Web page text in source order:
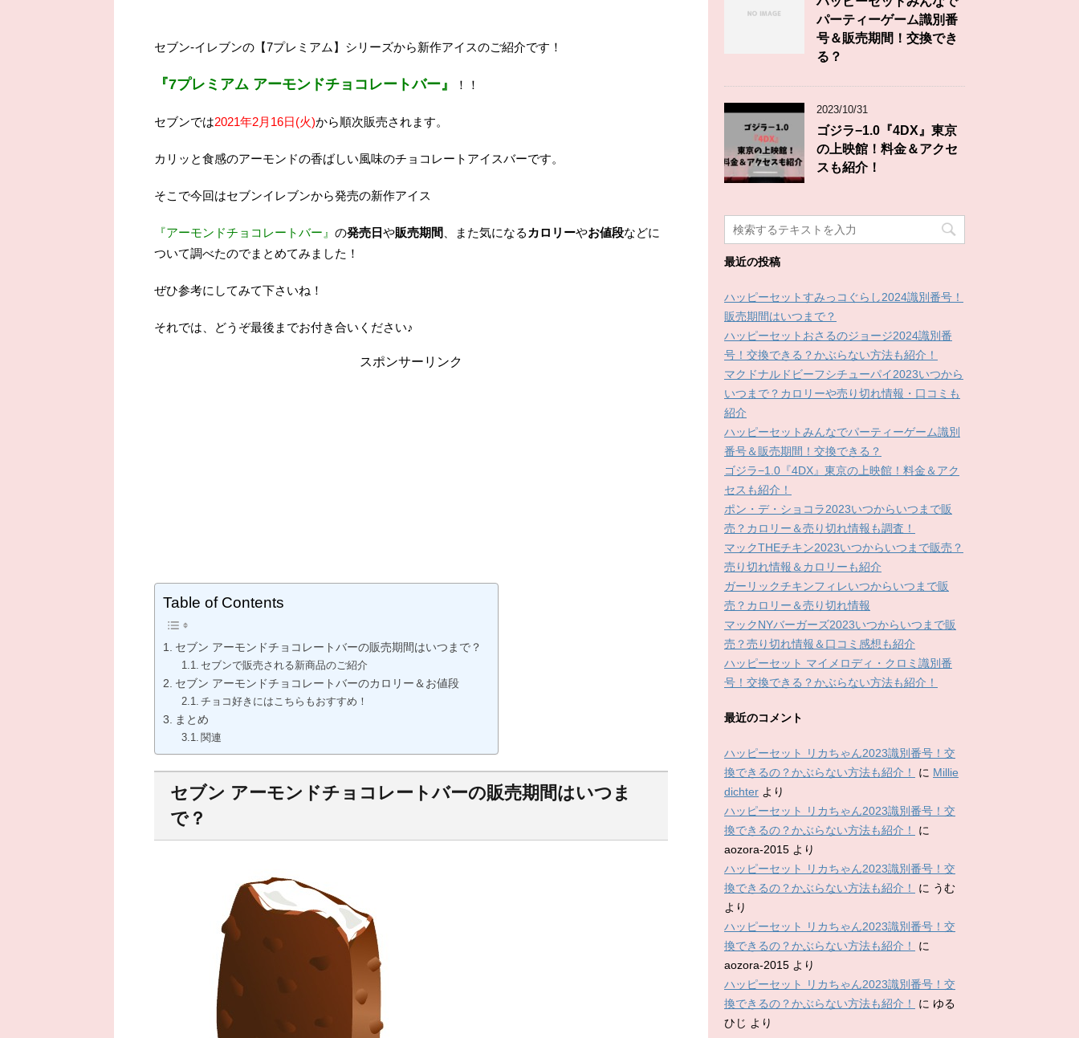
セブン-イレブンの【7プレミアム】シリーズから新作アイスのご紹介です！
『7プレミアム アーモンドチョコレートバー』 ！！
セブンでは2021年2月16日(火)から順次販売されます。
カリッと食感のアーモンドの香ばしい風味のチョコレートアイスバーです。
そこで今回はセブンイレブンから発売の新作アイス
『アーモンドチョコレートバー』 の発売日や販売期間 、また気になる カロリーやお値段などに
ついて調べたのでまとめてみました！
ぜひ参考にしてみて下さいね！
それでは、どうぞ最後までお付き合いください♪
スポンサーリンク
Table of Contents
セブン アーモンドチョコレートバーの販売期間はいつまで？
セブンで販売される新商品のご紹介
セブン アーモンドチョコレートバーのカロリー＆お値段
チョコ好きにはこちらもおすすめ！
まとめ
関連
セブン アーモンドチョコレートバーの販売期間はいつま
で？
パーティーゲーム識別番
号＆販売期間！交換でき
る？
2023/10/31
ゴジラ−1.0『4DX』東京
の上映館！料金＆アクセ
スも紹介！
最近の投稿
ハッピーセットすみっコぐらし2024識別番号！
販売期間はいつまで？
ハッピーセットおさるのジョージ2024識別番
号！交換できる？かぶらない方法も紹介！
マクドナルドビーフシチューパイ2023いつから
いつまで？カロリーや売り切れ情報・口コミも
紹介
ハッピーセットみんなでパーティーゲーム識別
番号＆販売期間！交換できる？
ゴジラ−1.0『4DX』東京の上映館！料金＆アク
セスも紹介！
ポン・デ・ショコラ2023いつからいつまで販
売？カロリー＆売り切れ情報も調査！
マックTHEチキン2023いつからいつまで販売？
売り切れ情報＆カロリーも紹介
ガーリックチキンフィレいつからいつまで販
売？カロリー＆売り切れ情報
マックNYバーガーズ2023いつからいつまで販
売？売り切れ情報＆口コミ感想も紹介
ハッピーセット マイメロディ・クロミ識別番
号！交換できる？かぶらない方法も紹介！
最近のコメント
ハッピーセット リカちゃん2023識別番号！交
換できるの？かぶらない方法も紹介！
に Millie
dichter より
ハッピーセット リカちゃん2023識別番号！交
換できるの？かぶらない方法も紹介！
に
aozora-2015 より
ハッピーセット リカちゃん2023識別番号！交
換できるの？かぶらない方法も紹介！
に うむ
より
ハッピーセット リカちゃん2023識別番号！交
換できるの？かぶらない方法も紹介！
に
aozora-2015 より
ハッピーセット リカちゃん2023識別番号！交
換できるの？かぶらない方法も紹介！
に ゆる
ひじ より